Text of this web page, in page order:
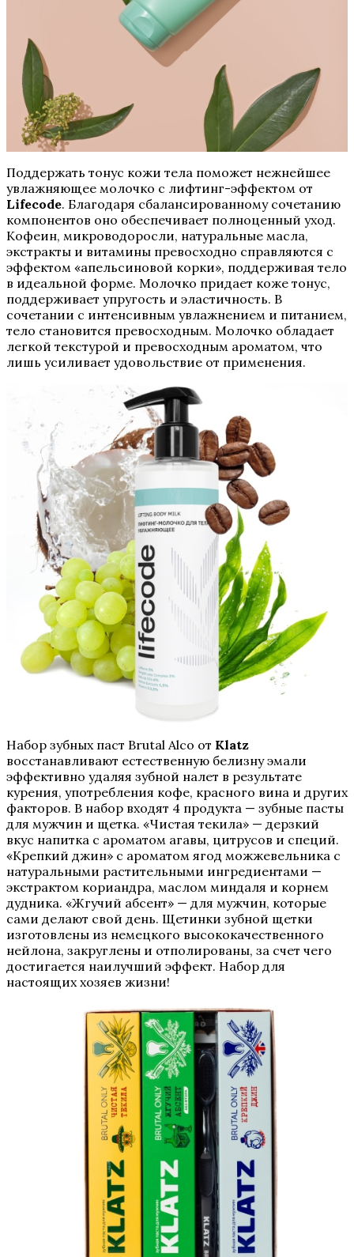
Поддержать тонус кожи тела поможет нежнейшее
увлажняющее молочко с лифтинг-эффектом от
Lifecode. Благодаря сбалансированному сочетанию
компонентов оно обеспечивает полноценный уход.
Кофеин, микроводоросли, натуральные масла,
экстракты и витамины превосходно справляются с
эффектом «апельсиновой корки», поддерживая тело
в идеальной форме. Молочко придает коже тонус,
поддерживает упругость и эластичность. В
сочетании с интенсивным увлажнением и питанием,
тело становится превосходным. Молочко обладает
легкой текстурой и превосходным ароматом, что
лишь усиливает удовольствие от применения.
Набор зубных паст Brutal Alco от Klatz
восстанавливают естественную белизну эмали
эффективно удаляя зубной налет в результате
курения, употребления кофе, красного вина и других
факторов. В набор входят 4 продукта — зубные пасты
для мужчин и щетка. «Чистая текила» — дерзкий
вкус напитка с ароматом агавы, цитрусов и специй.
«Крепкий джин» с ароматом ягод можжевельника с
натуральными растительными ингредиентами —
экстрактом кориандра, маслом миндаля и корнем
дудника. «Жгучий абсент» — для мужчин, которые
сами делают свой день. Щетинки зубной щетки
изготовлены из немецкого высококачественного
нейлона, закруглены и отполированы, за счет чего
достигается наилучший эффект. Набор для
настоящих хозяев жизни!